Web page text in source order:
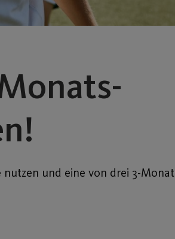
nutzen und eine von drei 3-